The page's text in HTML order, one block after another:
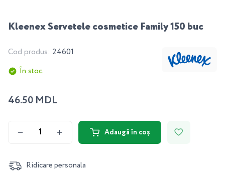
Kleenex Servetele cosmetice Family 150 buc
Cod produs: 24601
În stoc
46.50 MDL
Adaugă în coș
Ridicare personala